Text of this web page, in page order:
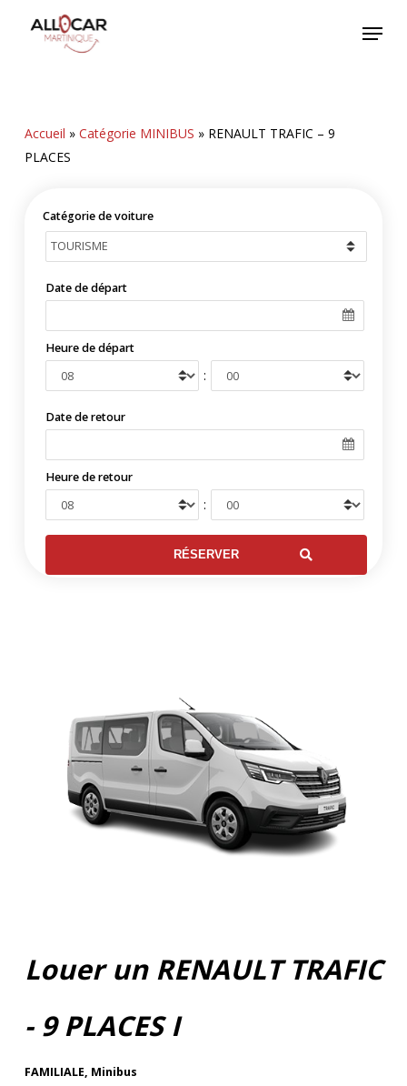
Menu
Accueil » Catégorie MINIBUS » RENAULT TRAFIC – 9
PLACES
Catégorie de voiture
Date de départ
Heure de départ
:
Date de retour
Heure de retour
:
Louer un RENAULT TRAFIC
- 9 PLACES I
FAMILIALE, Minibus